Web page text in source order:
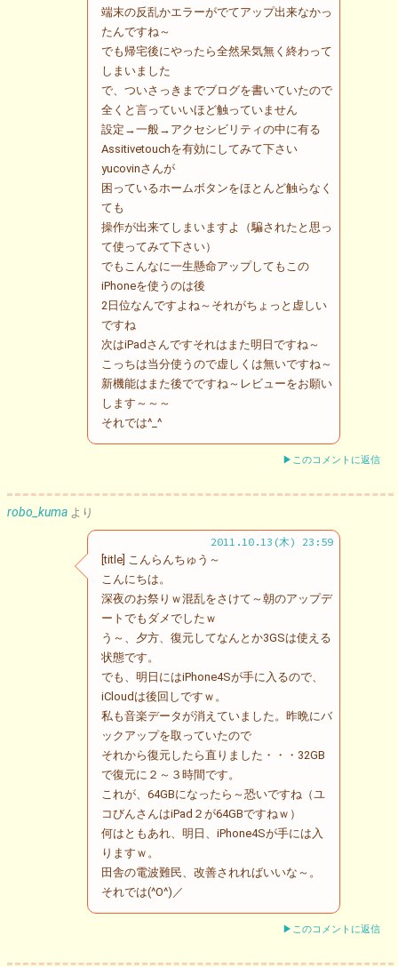
端末の反乱かエラーがでてアップ出来なかっ
たんですね～
でも帰宅後にやったら全然呆気無く終わって
しまいました
で、ついさっきまでブログを書いていたので
全くと言っていいほど触っていません
設定→一般→アクセシビリティの中に有る
Assitivetouchを有効にしてみて下さい
yucovinさんが
困っているホームボタンをほとんど触らなく
ても
操作が出来てしまいますよ（騙されたと思っ
て使ってみて下さい）
でもこんなに一生懸命アップしてもこの
iPhoneを使うのは後
2日位なんですよね～それがちょっと虚しい
ですね
次はiPadさんですそれはまた明日ですね～
こっちは当分使うので虚しくは無いですね～
新機能はまた後でですね～レビューをお願い
します～～～
それでは^_^
▶このコメントに返信
robo_kuma より
2011.10.13(木) 23:59
[title] こんらんちゅう～
こんにちは。
深夜のお祭りｗ混乱をさけて～朝のアップデ
ートでもダメでしたｗ
う～、夕方、復元してなんとか3GSは使える
状態です。
でも、明日にはiPhone4Sが手に入るので、
iCloudは後回しですｗ。
私も音楽データが消えていました。昨晩にバ
ックアップを取っていたので
それから復元したら直りました・・・32GB
で復元に２～３時間です。
これが、64GBになったら～恐いですね（ユ
コびんさんはiPad２が64GBですねｗ）
何はともあれ、明日、iPhone4Sが手には入
りますｗ。
田舎の電波難民、改善されればいいな～。
それでは(^O^)／
▶このコメントに返信